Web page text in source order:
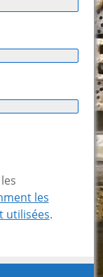
les
utilisées.